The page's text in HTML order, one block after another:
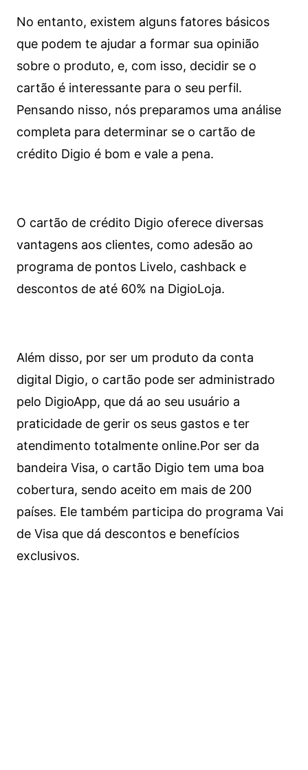
No entanto, existem alguns fatores básicos
que podem te ajudar a formar sua opinião
sobre o produto, e, com isso, decidir se o
cartão é interessante para o seu perfil.
Pensando nisso, nós preparamos uma análise
completa para determinar se o cartão de
crédito Digio é bom e vale a pena.
O cartão de crédito Digio oferece diversas
vantagens aos clientes, como adesão ao
programa de pontos Livelo, cashback e
descontos de até 60% na DigioLoja.
Além disso, por ser um produto da conta
digital Digio, o cartão pode ser administrado
pelo DigioApp, que dá ao seu usuário a
praticidade de gerir os seus gastos e ter
atendimento totalmente online.Por ser da
bandeira Visa, o cartão Digio tem uma boa
cobertura, sendo aceito em mais de 200
países. Ele também participa do programa Vai
de Visa que dá descontos e benefícios
exclusivos.